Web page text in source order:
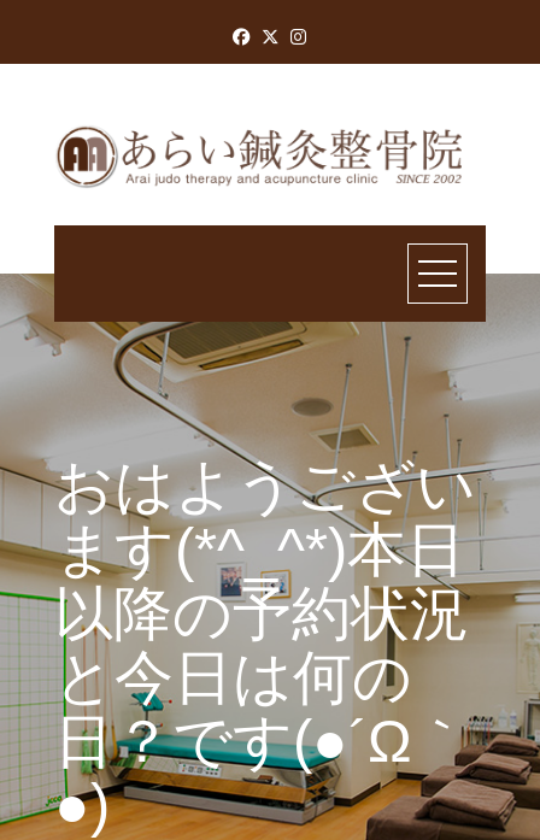
おはようござい
ます(*^_^*)本日
以降の予約状況
と今日は何の
日？です(●´Ω｀
●)